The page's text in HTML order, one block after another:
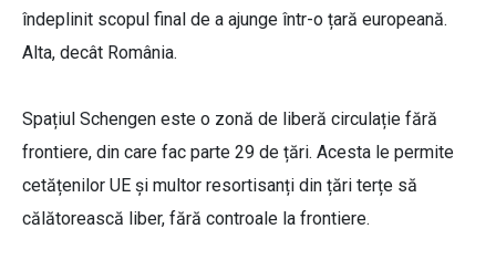
îndeplinit scopul final de a ajunge într-o țară europeană.
Alta, decât România.
Spațiul Schengen este o zonă de liberă circulație fără
frontiere, din care fac parte 29 de țări. Acesta le permite
cetățenilor UE și multor resortisanți din țări terțe să
călătorească liber, fără controale la frontiere.